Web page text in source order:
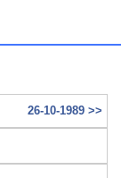
26-10-1989 >>